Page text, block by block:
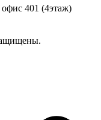
офис 401 (4этаж)